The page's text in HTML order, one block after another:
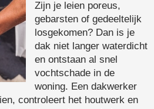
Zijn je leien poreus,
gebarsten of gedeeltelijk
losgekomen? Dan is je
dak niet langer waterdicht
en ontstaan al snel
vochtschade in de
woning. Een dakwerker
controleert het houtwerk en